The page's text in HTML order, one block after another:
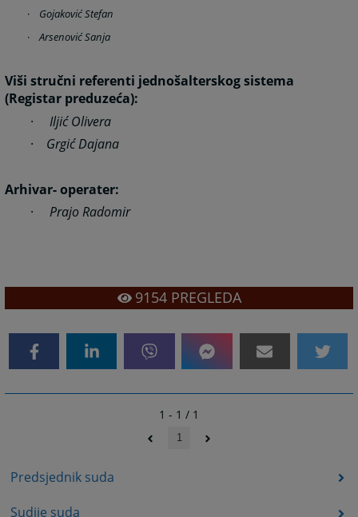
Predsjednik suda
Sudije suda
· Gojaković Stefan
·Arsenović Sanja
Viši stručni referenti jednošalterskog sistema
(Registar preduzeća):
·Iljić Olivera
· Grgić Dajana
Arhivar- operater:
·Prajo Radomir
9154PREGLEDA
1 - 1 / 1
1